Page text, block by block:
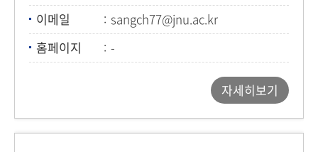
이메일
sangch77@jnu.ac.kr
홈페이지
-
자세히보기